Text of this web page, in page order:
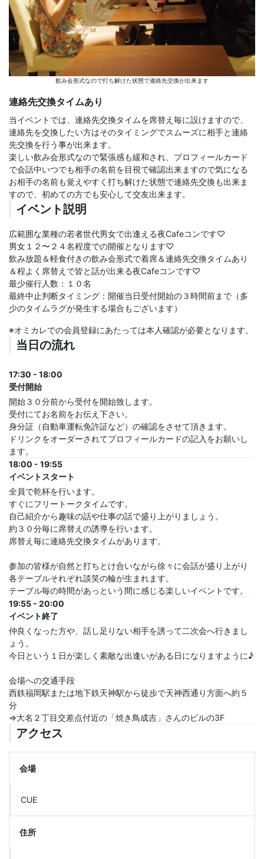
飲み会形式なので打ち解けた状態で連絡先交換が出来ます
連絡先交換タイムあり
当イベントでは、連絡先交換タイムを席替え毎に設けますので、
連絡先を交換したい方はそのタイミングでスムーズに相手と連絡
先交換を行う事が出来ます。
楽しい飲み会形式なので緊張感も緩和され、プロフィールカード
で会話中いつでも相手の名前を目視で確認出来ますので気になる
お相手の名前も覚えやすく打ち解けた状態で連絡先交換も出来ま
すので、初めての方でも安心して交友出来ます。
イベント説明
広範囲な業種の若者世代男女で出逢える夜Cafeコンです♡
男女１２〜２４名程度での開催となります♡
飲み放題＆軽食付きの飲み会形式で着席＆連絡先交換タイムあり
＆程よく席替えで皆と話が出来る夜Cafeコンです♡
最少催行人数：１０名
最終中止判断タイミング：開催当日受付開始の３時間前まで（多
少のタイムラグが発生する場合もございます）
※オミカレでの会員登録にあたっては本人確認が必要となります。
当日の流れ
17:30 - 18:00
受付開始
開始３０分前から受付を開始致します。
受付にてお名前をお伝え下さい。
身分証（自動車運転免許証など）の確認をさせて頂きます。
ドリンクをオーダーされてプロフィールカードの記入をお願いし
ます。
18:00 - 19:55
イベントスタート
全員で乾杯を行います。
すぐにフリートークタイムです。
自己紹介から趣味の話や仕事の話で盛り上がりましょう。
約３０分毎に席替えの誘導を行います。
席替え毎に連絡先交換タイムがあります。
参加の皆様が自然と打ちとけ合いながら徐々に会話が盛り上がり
各テーブルそれぞれ談笑の輪が生まれます。
テーブル毎の時間があっという間に感じる楽しいイベントです。
19:55 - 20:00
イベント終了
仲良くなった方や、話し足りない相手を誘って二次会へ行きまし
ょう。
今日という１日が楽しく素敵な出逢いがある日になりますように♪
会場への交通手段
西鉄福岡駅または地下鉄天神駅から徒歩で天神西通り方面へ約５
分
⇒大名２丁目交差点付近の「焼き鳥成吉」さんのビルの3F
アクセス
会場
CUE
住所